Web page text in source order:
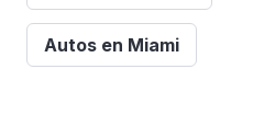
Autos en Miami